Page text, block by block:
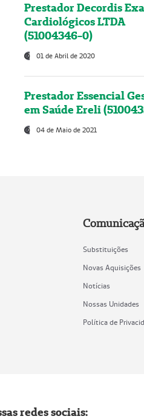
Prestador Decordis
Cardiológicos LTDA
(51004346-0)
01 de Abril de 2020
Prestador Essencial
em Saúde Ereli
04 de Maio de 2021
Substituições
Novas Aquisições
Notícias
Nossas Unidades
Política de
redes sociais: